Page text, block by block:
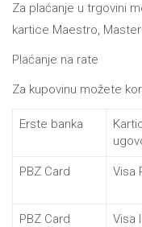
Za plaćanje u trgovini
kartice Maestro,
Plaćanje na rate
Za kupovinu možete
Erste banka
PBZ Card Visa
PBZ Card Visa